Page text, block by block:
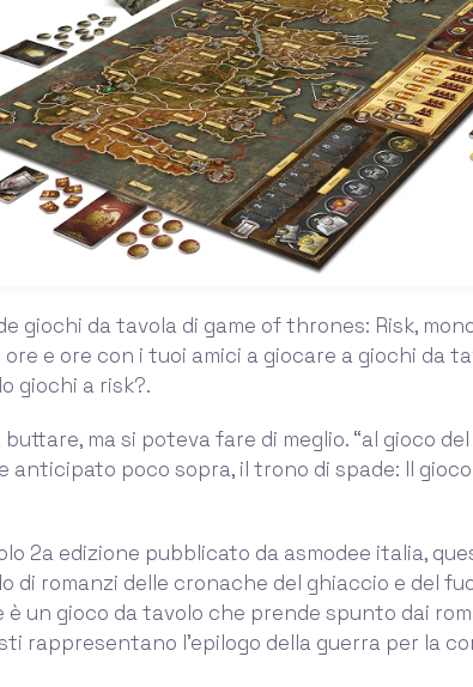
giochi da tavola di game of thrones: Risk,
e ore con i tuoi amici a giocare a giochi da
giochi a risk?.
ma si poteva fare di meglio. “al gioco
anticipato poco sopra, il trono di spade: Il
2a edizione pubblicato da asmodee italia,
di romanzi delle cronache del ghiaccio e del
è un gioco da tavolo che prende spunto dai
rappresentano l'epilogo della guerra per la